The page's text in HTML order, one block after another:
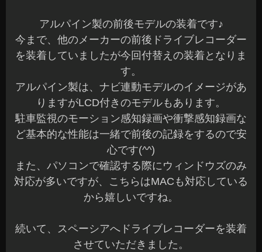
アルパイン製の前後モデルの装着です♪
今まで、他のメーカーの前後ドライブレコーダー
を装着していましたが今回付替えの装着となりま
す。
アルパイン製は、ナビ連動モデルのイメージがあ
りますがLCD付きのモデルもあります。
駐車監視のモーション感知録画や衝撃感知録画な
ど基本的な性能は一緒で前後の記録をするので安
心です(^^)
また、パソコンで確認する際にウィンドウズのみ
対応が多いですが、こちらはMACも対応している
から嬉しいですね。
続いて、スペーシアへドライブレコーダーを装着
させていただきました。